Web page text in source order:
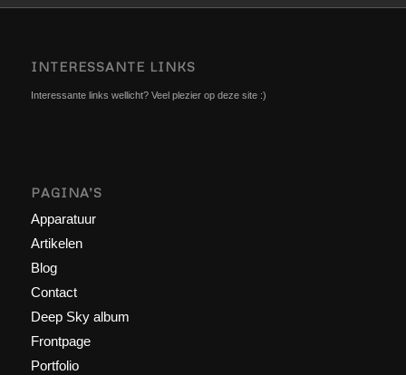
INTERESSANTE LINKS
Interessante links wellicht? Veel plezier op deze site :)
PAGINA’S
Apparatuur
Artikelen
Blog
Contact
Deep Sky album
Frontpage
Portfolio